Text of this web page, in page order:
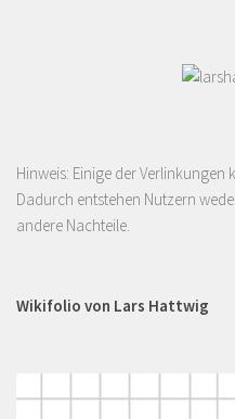
Hinweis: Einige der
Dadurch entstehen Nutzern
andere Nachteile.
Wikifolio von Lars Hattwig